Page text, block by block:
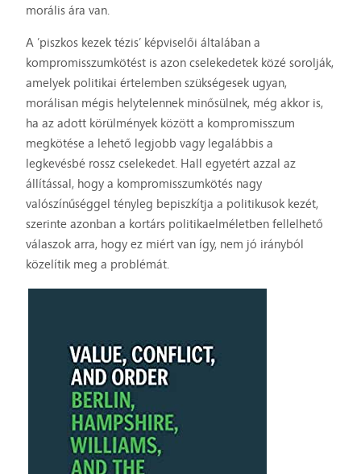
morális ára van.
A ’piszkos kezek tézis’ képviselői általában a
kompromisszumkötést is azon cselekedetek közé sorolják,
amelyek politikai értelemben szükségesek ugyan,
morálisan mégis helytelennek minősülnek, még akkor is,
ha az adott körülmények között a kompromisszum
megkötése a lehető legjobb vagy legalábbis a
legkevésbé rossz cselekedet. Hall egyetért azzal az
állítással, hogy a kompromisszumkötés nagy
valószínűséggel tényleg bepiszkítja a politikusok kezét,
szerinte azonban a kortárs politikaelméletben fellelhető
válaszok arra, hogy ez miért van így, nem jó irányból
közelítik meg a problémát.